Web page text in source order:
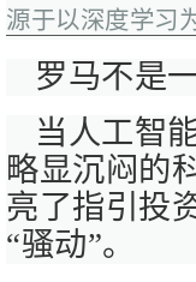
源于以深度学习
罗马不是
当人工智
略显沉闷的
亮了指引投
“骚动”。